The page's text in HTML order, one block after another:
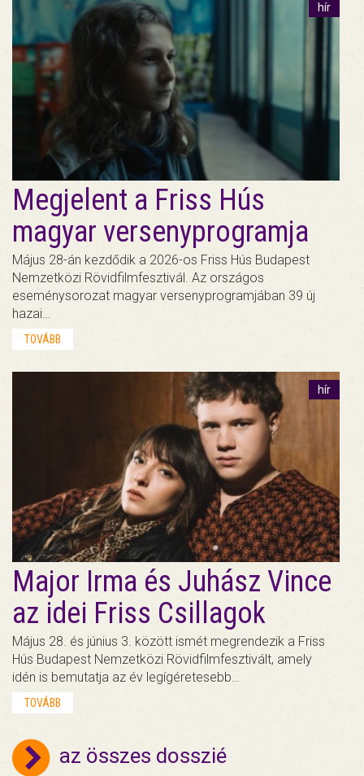
hír
Megjelent a Friss Hús
magyar versenyprogramja
Május 28-án kezdődik a 2026-os Friss Hús Budapest
Nemzetközi Rövidfilmfesztivál. Az országos
eseménysorozat magyar versenyprogramjában 39 új
hazai…
TOVÁBB
hír
Major Irma és Juhász Vince
az idei Friss Csillagok
Május 28. és június 3. között ismét megrendezik a Friss
Hús Budapest Nemzetközi Rövidfilmfesztivált, amely
idén is bemutatja az év legígéretesebb…
TOVÁBB
az összes dosszié